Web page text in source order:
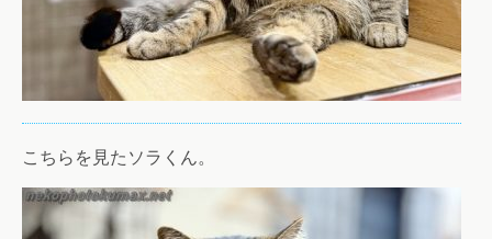
こちらを見たソラくん。